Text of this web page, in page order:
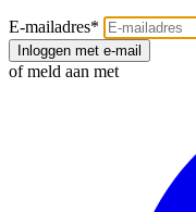
E-mailadres*
Inloggen met e-mail
of meld aan met